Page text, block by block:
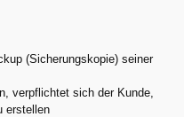
(Sicherungskopie) seiner
verpflichtet sich der Kunde,
erstellen